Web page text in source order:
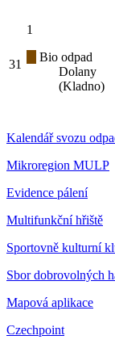
31
1
Bio odpad
Dolany
(Kladno)
Kalendář svozu
Mikroregion MULP
Evidence pálení
Multifunkční hřiště
Sportovně kulturní
Sbor dobrovolných
Mapová aplikace
Czechpoint